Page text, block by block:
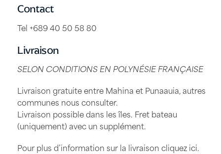
Contact
Tel +689 40 50 58 80
Livraison
SELON CONDITIONS EN POLYNÉSIE FRANÇAISE
Livraison gratuite entre Mahina et Punaauia, autres
communes nous consulter.
Livraison possible dans les îles. Fret bateau
(uniquement) avec un supplément.
Pour plus d’information sur la livraisoncliquez ici.